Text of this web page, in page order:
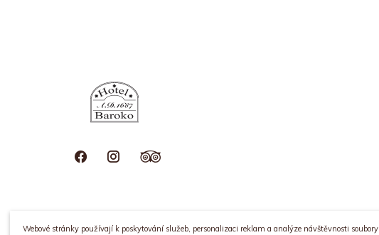
Webové stránky používají k poskytování služeb, personalizaci reklam a analýze návštěvnosti soubory